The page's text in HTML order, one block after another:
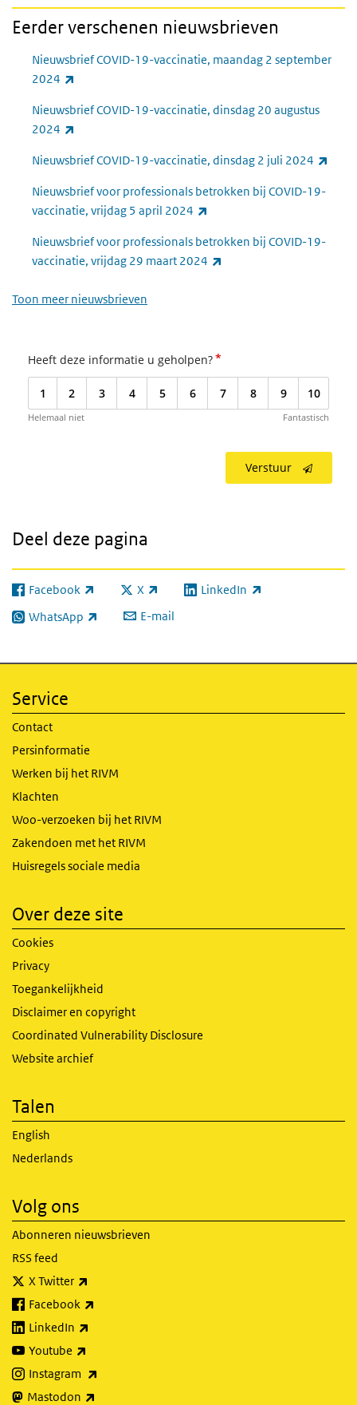
Eerder verschenen nieuwsbrieven
Nieuwsbrief COVID-19-vaccinatie, maandag 2 september
2024
Nieuwsbrief COVID-19-vaccinatie, dinsdag 20 augustus
2024
Nieuwsbrief COVID-19-vaccinatie, dinsdag 2 juli 2024
Nieuwsbrief voor professionals betrokken bij COVID-19-
vaccinatie, vrijdag 5 april 2024
Nieuwsbrief voor professionals betrokken bij COVID-19-
vaccinatie, vrijdag 29 maart 2024
Toon meer nieuwsbrieven
Heeft deze informatie u geholpen?*
1 2 3 4 5 6 7 8 9 10
Helemaal niet Fantastisch
Verstuur
Deel deze pagina
Facebook
(externe link) X
(externe link) LinkedIn
(externe link)
WhatsApp
(externe link) E-mail
Service
Contact
Persinformatie
Werken bij het RIVM
Klachten
Woo-verzoeken bij het RIVM
Zakendoen met het RIVM
Huisregels sociale media
Over deze site
Cookies
Privacy
Toegankelijkheid
Disclaimer en copyright
Coordinated Vulnerability Disclosure
Website archief
Talen
English
Nederlands
Volg ons
Abonneren nieuwsbrieven
RSS feed
X Twitter
Facebook
LinkedIn
Youtube
Instagram
Mastodon